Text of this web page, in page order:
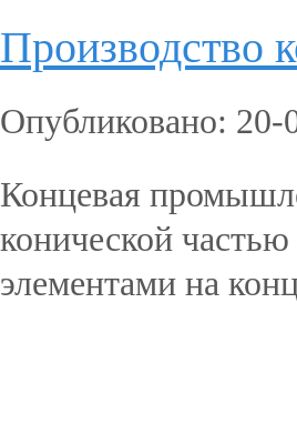
Производство
Опубликовано:
Концевая
конической
элементами на